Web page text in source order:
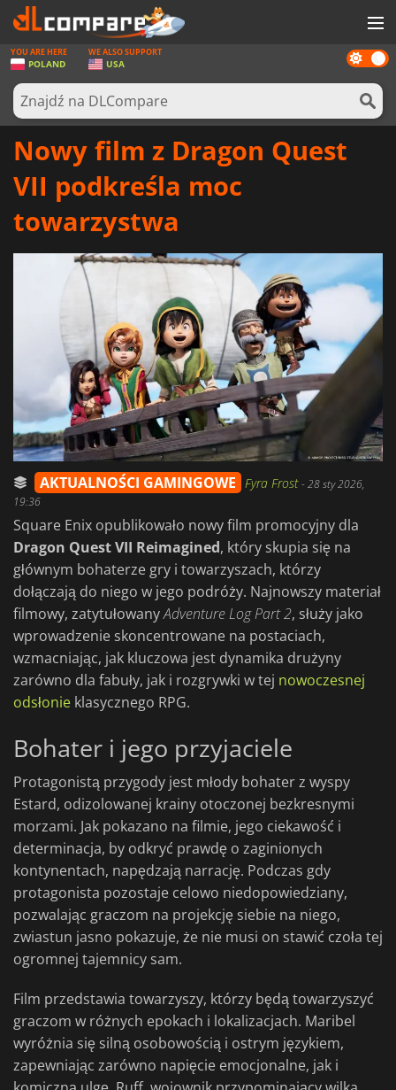
GRY
KARTY DO GIER
OPROGRAMOWANIE
SPRZĘT KOMPUTEROWY
ZALOGUJ SIĘ LUB ZAREJESTRUJ
Dark
mode
YOU ARE HERE
POLAND
WE ALSO SUPPORT
USA
Nowy film z Dragon Quest
VII podkreśla moc
towarzystwa
AKTUALNOŚCI GAMINGOWE Fyra Frost-28 sty 2026,
19:36
Square Enix opublikowało nowy film promocyjny dla
Dragon Quest VII Reimagined, który skupia się na
głównym bohaterze gry i towarzyszach, którzy
dołączają do niego w jego podróży. Najnowszy materiał
filmowy, zatytułowanyAdventure Log Part 2, służy jako
wprowadzenie skoncentrowane na postaciach,
wzmacniając, jak kluczowa jest dynamika drużyny
zarówno dla fabuły, jak i rozgrywki w tej nowoczesnej
odsłonie klasycznego RPG.
Bohater i jego przyjaciele
Protagonistą przygody jest młody bohater z wyspy
Estard, odizolowanej krainy otoczonej bezkresnymi
morzami. Jak pokazano na filmie, jego ciekawość i
determinacja, by odkryć prawdę o zaginionych
kontynentach, napędzają narrację. Podczas gdy
protagonista pozostaje celowo niedopowiedziany,
pozwalając graczom na projekcję siebie na niego,
zwiastun jasno pokazuje, że nie musi on stawić czoła tej
ogromnej tajemnicy sam.
Film przedstawia towarzyszy, którzy będą towarzyszyć
graczom w różnych epokach i lokalizacjach. Maribel
wyróżnia się silną osobowością i ostrym językiem,
zapewniając zarówno napięcie emocjonalne, jak i